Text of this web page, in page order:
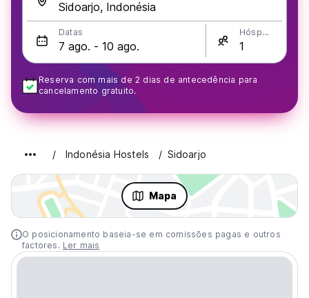
Datas Hóspedes
Reserva com mais de 2 dias de antecedência para
cancelamento gratuito.
Indonésia Hostels Sidoarjo
Mapa
O posicionamento baseia-se em comissões pagas e outros
factores. Ler mais